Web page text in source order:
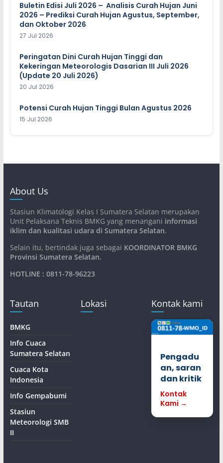
Buletin Edisi Juli 2026 – Analisis Curah Hujan Juni
2026 – Prediksi Curah Hujan Agustus, September,
dan Oktober 2026
27 Jul 2026
Peringatan Dini Curah Hujan Tinggi dan
Kekeringan Meteorologis Dasarian III Juli 2026
(Update 20 Juli 2026)
20 Jul 2026
Potensi Curah Hujan Tinggi Bulan Agustus 2026
15 Jul 2026
About Us
Stasiun Klimatologi Kelas I Sumatera Selatan merupakan
Unit Pelaksana Teknis BMKG yang menangani informasi
iklim dan kualitasi udara di Sumatera Selatan.
Selain itu, bertindak juga sebagai KOORDINATOR BMKG
Provinsi Sumatera Selatan.
HOTLINE : 0811-78-96223
Tautan
BMKG
Info Cuaca
Sumatera Selatan
Cuaca Kota
Indonesia
Info Gempabumi
Stasiun
Meteorologi SMB
II
Lokasi Kontak kami
Pengadu
an, saran
dan kritik
Kontak
Kami →